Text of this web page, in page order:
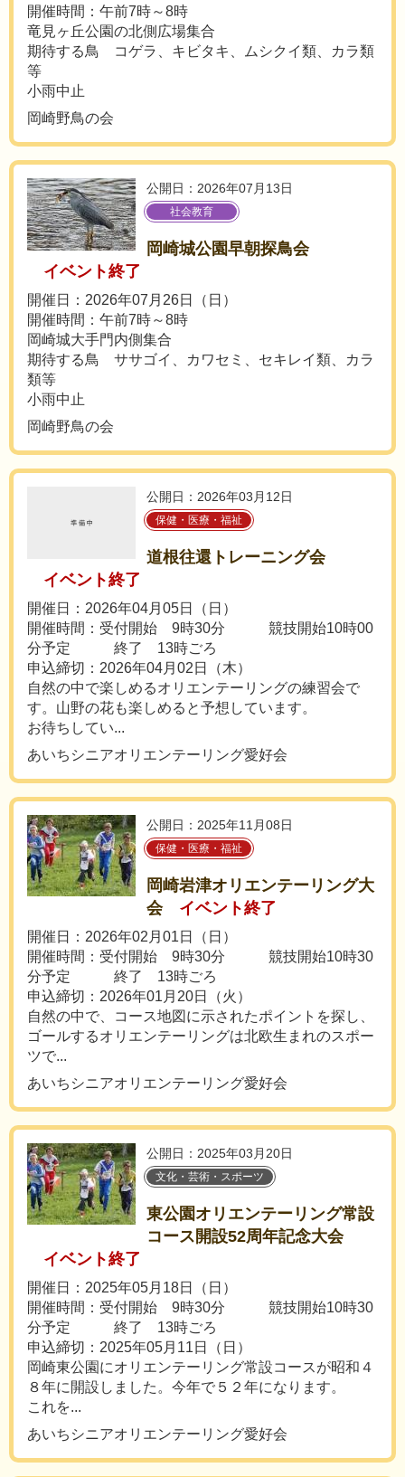
開催時間：午前7時～8時
竜見ヶ丘公園の北側広場集合
期待する鳥 コゲラ、キビタキ、ムシクイ類、カラ類
等
小雨中止
岡崎野鳥の会
公開日：2026年07月13日
社会教育
岡崎城公園早朝探鳥会
イベント終了
開催日：2026年07月26日（日）
開催時間：午前7時～8時
岡崎城大手門内側集合
期待する鳥 ササゴイ、カワセミ、セキレイ類、カラ
類等
小雨中止
岡崎野鳥の会
公開日：2026年03月12日
保健・医療・福祉
道根往還トレーニング会
イベント終了
開催日：2026年04月05日（日）
開催時間：受付開始 9時30分 競技開始10時00
分予定 終了 13時ごろ
申込締切：2026年04月02日（木）
自然の中で楽しめるオリエンテーリングの練習会で
す。山野の花も楽しめると予想しています。
お待ちしてい...
あいちシニアオリエンテーリング愛好会
公開日：2025年11月08日
保健・医療・福祉
岡崎岩津オリエンテーリング大
会
イベント終了
開催日：2026年02月01日（日）
開催時間：受付開始 9時30分 競技開始10時30
分予定 終了 13時ごろ
申込締切：2026年01月20日（火）
自然の中で、コース地図に示されたポイントを探し、
ゴールするオリエンテーリングは北欧生まれのスポー
ツで...
あいちシニアオリエンテーリング愛好会
公開日：2025年03月20日
文化・芸術・スポーツ
東公園オリエンテーリング常設
コース開設52周年記念大会
イベント終了
開催日：2025年05月18日（日）
開催時間：受付開始 9時30分 競技開始10時30
分予定 終了 13時ごろ
申込締切：2025年05月11日（日）
岡崎東公園にオリエンテーリング常設コースが昭和４
８年に開設しました。今年で５２年になります。
これを...
あいちシニアオリエンテーリング愛好会